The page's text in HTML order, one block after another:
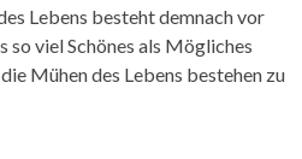
Lebens besteht demnach vor
so viel Schönes als Mögliches
Mühen des Lebens bestehen zu